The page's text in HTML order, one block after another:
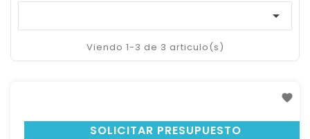

Viendo 1-3 de 3 articulo(s)
SOLICITAR PRESUPUESTO